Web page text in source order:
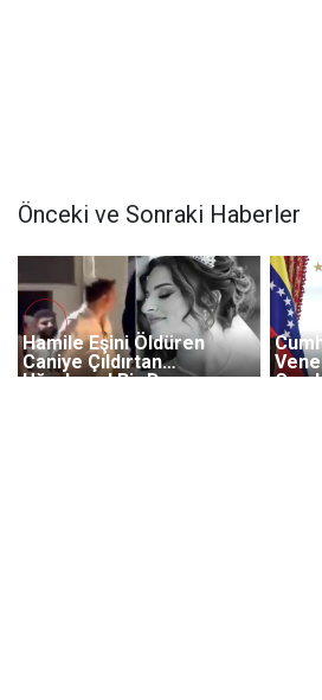
Önceki ve Sonraki Haberler
Hamile Eşini Öldüren
Caniye Çıldırtan
Uğurlama! Bir De